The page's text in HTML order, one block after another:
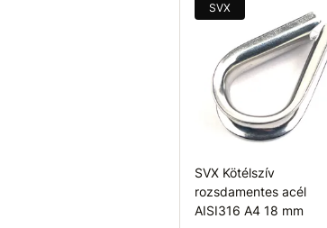
SVX
SVX Kötélszív
rozsdamentes acél
AISI316 A4 18 mm